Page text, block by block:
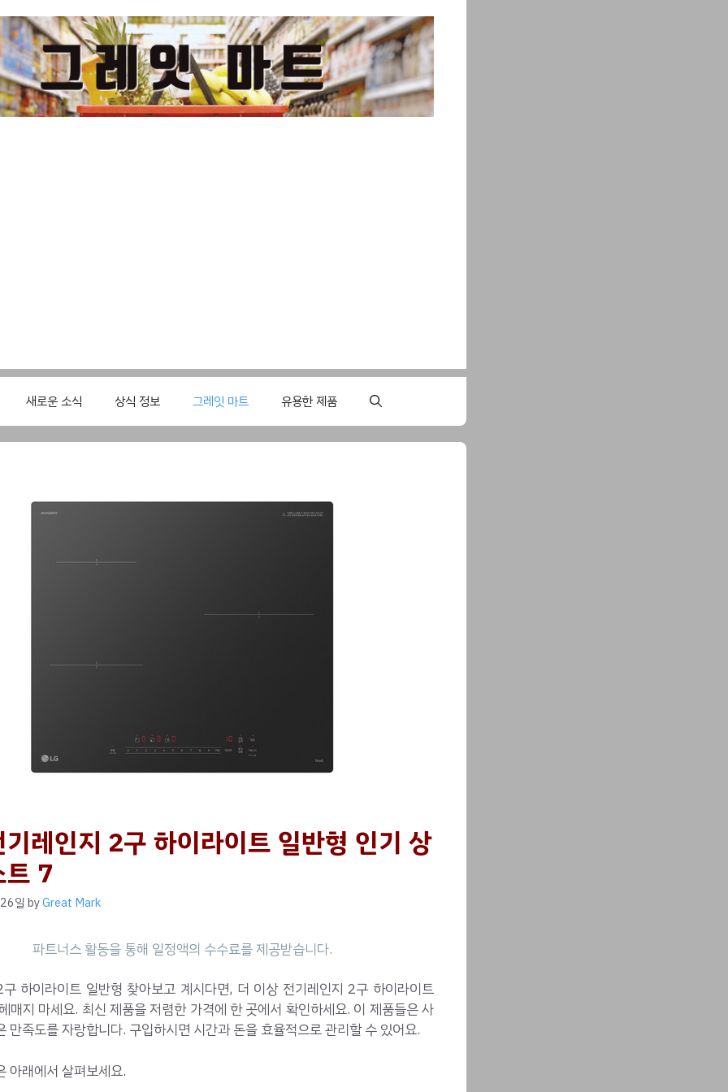
새로운 소식 상식 정보 그레잇 마트 유용한 제품
레인지 2구 하이라이트 일반형 인기 상
트 7
일 byGreat Mark
하이라이트 일반형 찾아보고 계시다면, 더 이상 전기레인지 2구 하이라이트
매지 마세요. 최신 제품을 저렴한 가격에 한 곳에서 확인하세요. 이 제품들은 사
만족도를 자랑합니다. 구입하시면 시간과 돈을 효율적으로 관리할 수 있어요.
아래에서 살펴보세요.